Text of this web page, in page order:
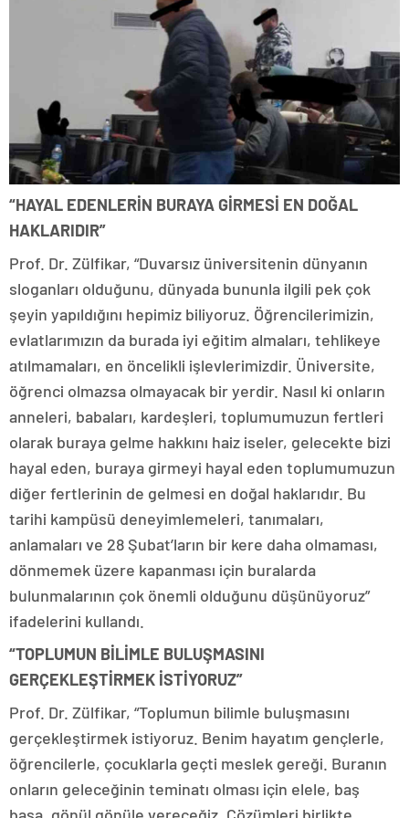
“HAYAL EDENLERİN BURAYA GİRMESİ EN DOĞAL
HAKLARIDIR”
Prof. Dr. Zülfikar, “Duvarsız üniversitenin dünyanın
sloganları olduğunu, dünyada bununla ilgili pek çok
şeyin yapıldığını hepimiz biliyoruz. Öğrencilerimizin,
evlatlarımızın da burada iyi eğitim almaları, tehlikeye
atılmamaları, en öncelikli işlevlerimizdir. Üniversite,
öğrenci olmazsa olmayacak bir yerdir. Nasıl ki onların
anneleri, babaları, kardeşleri, toplumumuzun fertleri
olarak buraya gelme hakkını haiz iseler, gelecekte bizi
hayal eden, buraya girmeyi hayal eden toplumumuzun
diğer fertlerinin de gelmesi en doğal haklarıdır. Bu
tarihi kampüsü deneyimlemeleri, tanımaları,
anlamaları ve 28 Şubat’ların bir kere daha olmaması,
dönmemek üzere kapanması için buralarda
bulunmalarının çok önemli olduğunu düşünüyoruz”
ifadelerini kullandı.
“TOPLUMUN BİLİMLE BULUŞMASINI
GERÇEKLEŞTİRMEK İSTİYORUZ”
Prof. Dr. Zülfikar, “Toplumun bilimle buluşmasını
gerçekleştirmek istiyoruz. Benim hayatım gençlerle,
öğrencilerle, çocuklarla geçti meslek gereği. Buranın
onların geleceğinin teminatı olması için elele, baş